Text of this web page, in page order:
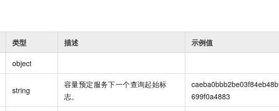
类型 描述 示例值
object
string
容量预定服务下一个查询起始标
志。
caeba0bbb2be03f84eb48b
699f0a4883